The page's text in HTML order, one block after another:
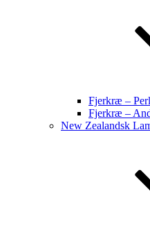
Fjerkræ –
Fjerkræ –
New Zealandsk